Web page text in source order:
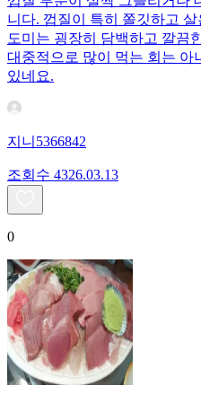
니다. 껍질이 특히 쫄깃하고
도미는 굉장히 담백하고 깔끔
대중적으로 많이 먹는 회는 아
있네요.
지니5366842
조회수 4326.03.13
0